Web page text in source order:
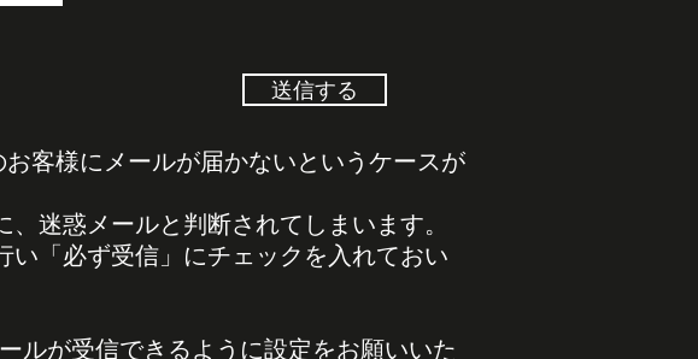
送信する
客様にメールが届かないというケースが
迷惑メールと判断されてしまいます。
「必ず受信」にチェックを入れておい
ルが受信できるように設定をお願いいた